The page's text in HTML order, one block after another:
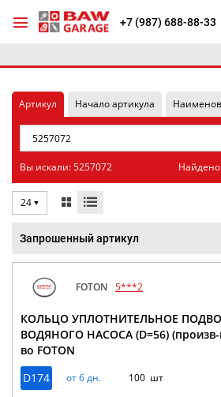
+7 (987) 688-88-33
Артикул Начало артикула
Вы искали: 5257072 Найдено
24
Запрошенный артикул
FOTON 5***2
КОЛЬЦО УПЛОТНИТЕЛЬНОЕ
ВОДЯНОГО НАСОСА (D=56) (произв-
во FOTON
D174
от 6 дн. 100 шт